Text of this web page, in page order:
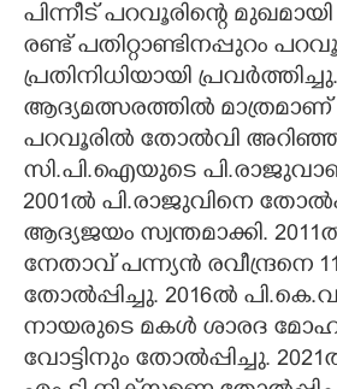
പിന്നീട് പറവൂരിന്റെ
രണ്ട് പതിറ്റാണ്ടിനപ്പുറം
പ്രതിനിധിയായി
ആദ്യമത്സരത്തിൽ
പറവൂരിൽ തോൽവി
സി.പി.ഐയുടെ
2001ൽ പി.രാജുവിനെ
ആദ്യജയം സ്വന്തമാക്കി.
നേതാവ് പന്ന്യൻ രവീന്ദ്രനെ
തോൽപ്പിച്ചു. 2016ൽ
നായരുടെ മകൾ ശാരദ
വോട്ടിനും തോൽപ്പിച്ചു.